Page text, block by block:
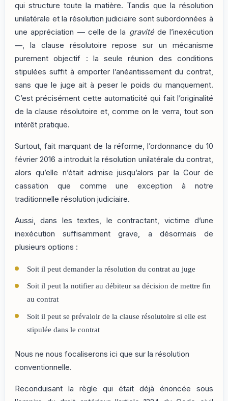
qui structure toute la matière. Tandis que la résolution
unilatérale et la résolution judiciaire sont subordonnées à
une appréciation — celle de la gravitéde l’inexécution
—, la clause résolutoire repose sur un mécanisme
purement objectif : la seule réunion des conditions
stipulées suffit à emporter l’anéantissement du contrat,
sans que le juge ait à peser le poids du manquement.
C’est précisément cette automaticité qui fait l’originalité
de la clause résolutoire et, comme on le verra, tout son
intérêt pratique.
Surtout, fait marquant de la réforme, l’ordonnance du 10
février 2016 a introduit la résolution unilatérale du contrat,
alors qu’elle n’était admise jusqu’alors par la Cour de
cassation que comme une exception à notre
traditionnelle résolution judiciaire.
Aussi, dans les textes, le contractant, victime d’une
inexécution suffisamment grave, a désormais de
plusieurs options :
Soit il peut demander la résolution du contrat au juge
Soit il peut la notifier au débiteur sa décision de mettre fin
au contrat
Soit il peut se prévaloir de la clause résolutoire si elle est
stipulée dans le contrat
Nous ne nous focaliserons ici que sur la résolution
conventionnelle.
Reconduisant la règle qui était déjà énoncée sous